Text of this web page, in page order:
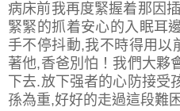
病床前我再度緊握着那因
緊緊的抓着安心的入眠耳
手不停抖動,我不時得用以
著他,香爸別怕！我們大夥
下去.放下强者的心防接
孫為重,好好的走過這段難